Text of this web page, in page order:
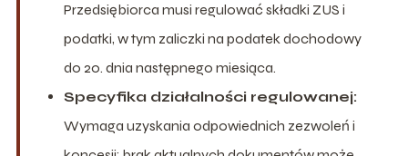
Przedsiębiorca musi regulować składki ZUS i
podatki, w tym zaliczki na podatek dochodowy
do 20. dnia następnego miesiąca.
Specyfika działalności regulowanej:
Wymaga uzyskania odpowiednich zezwoleń i